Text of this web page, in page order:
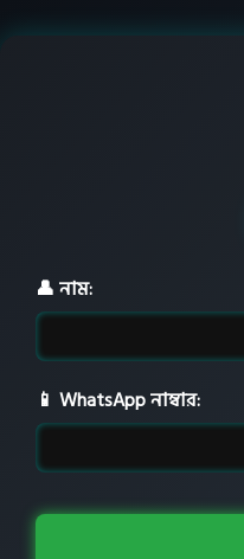
👤 নাম:
📱 WhatsApp নাম্বার: